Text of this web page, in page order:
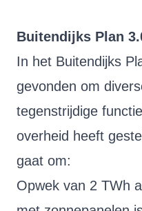
Buitendijks Plan
In het Buitendijks
gevonden om
tegenstrijdige
overheid heeft
gaat om:
Opwek van 2 TWh